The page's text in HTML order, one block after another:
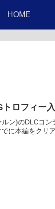
HOME
ロフィー
ン)のDLCコ
に本編をクリ